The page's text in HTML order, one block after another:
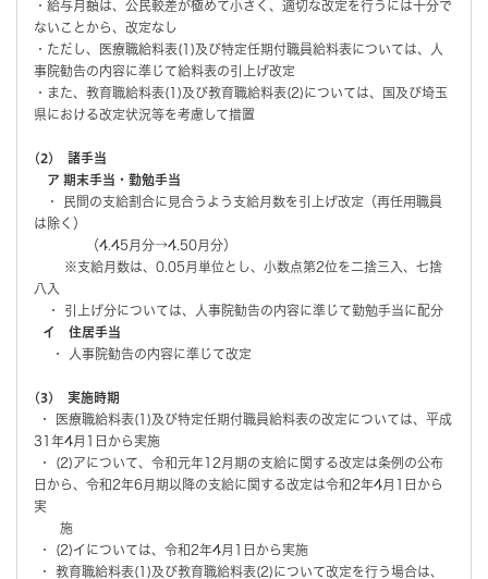
・給与月額は、公民較差が極めて小さく、適切な改定を行うには十分で
ないことから、改定なし
・ただし、医療職給料表(1)及び特定任期付職員給料表については、人
事院勧告の内容に準じて給料表の引上げ改定
・また、教育職給料表(1)及び教育職給料表(2)については、国及び埼玉
県における改定状況等を考慮して措置
(2) 諸手当
ア 期末手当・勤勉手当
・ 民間の支給割合に見合うよう支給月数を引上げ改定（再任用職員
は除く）
（4.45月分→4.50月分）
※支給月数は、0.05月単位とし、小数点第2位を二捨三入、七捨
八入
・ 引上げ分については、人事院勧告の内容に準じて勤勉手当に配分
イ 住居手当
・ 人事院勧告の内容に準じて改定
(3) 実施時期
・ 医療職給料表(1)及び特定任期付職員給料表の改定については、平成
31年4月1日から実施
・ (2)アについて、令和元年12月期の支給に関する改定は条例の公布
日から、令和2年6月期以降の支給に関する改定は令和2年4月1日から
実
施
・ (2)イについては、令和2年4月1日から実施
・ 教育職給料表(1)及び教育職給料表(2)について改定を行う場合は、